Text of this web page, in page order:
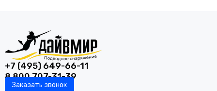
+7 (495) 649-66-11
8 800 707-31-39
Заказать звонок